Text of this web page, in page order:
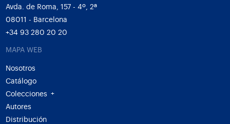
Avda. de Roma, 157 - 4º, 2ª
08011 - Barcelona
+34 93 280 20 20
MAPA WEB
Nosotros
Catálogo
Colecciones
+
Autores
Distribución